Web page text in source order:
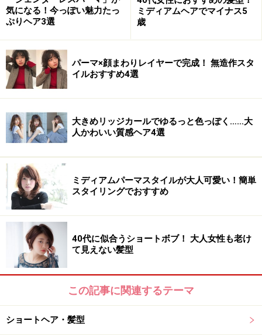
■カーラーをはずし両サイドの毛束を分けとります
これくらいクセ付けができているとベストです。次に耳
ングしていきます。耳より前にある両サイドの毛束は邪
魔にならないように、分けとっておきましょう。
土台作り
後ろ半分の毛を使って土台となるベースを作ります。頭
のてっぺんを中心にＶの字に髪を分けとります。結び目
気になる！今っぽい魅力たっ
ぷりヘア3選
ミディアムヘアでマイナス5
歳
パーマ×顔まわりレイヤーで完成！ 無造作スタ
イルおすすめ4選
大きめリッジカールでゆるっと色っぽく……大
人かわいい質感ヘア4選
ミディアムパーマスタイルが大人可愛い！簡単
スタイリングでおすすめ
40代に似合うショートボブ！ 大人女性も老け
て見えない髪型
この記事に関連するテーマ
ショートヘア・髪型